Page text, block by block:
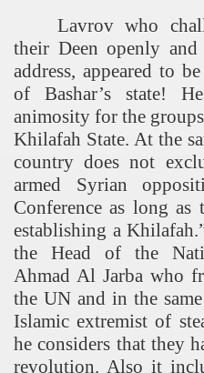
Lavrov who
their Deen openly
address, appeared to
of Bashar’s state!
animosity for the
Khilafah State. At the
country does not
armed Syrian
Conference as long
establishing a
the Head of the
Ahmad Al Jarba who
the UN and in the
Islamic extremist of
he considers that they
revolution. Also it